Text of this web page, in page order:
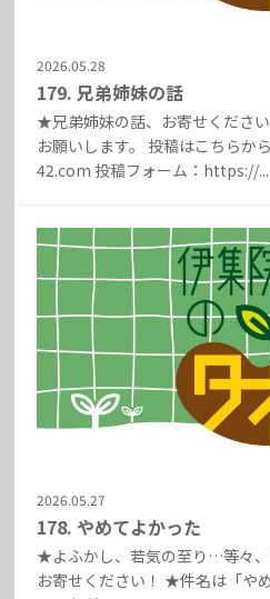
2026.05.28
179. 兄弟姉妹の話
★兄弟姉妹の話、お寄せくださ
お願いします。 投稿はこちらか
42.com 投稿フォーム：https://...
2026.05.27
178. やめてよかった
★よふかし、若気の至り…等々、
お寄せください！ ★件名は「や